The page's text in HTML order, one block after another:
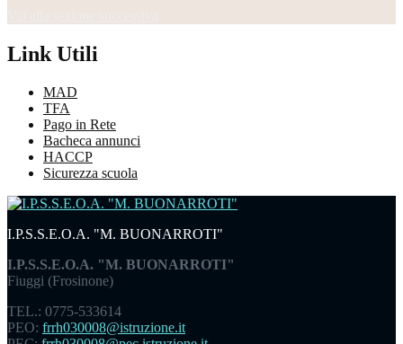
Link Utili
MAD
TFA
Pago in Rete
Bacheca annunci
HACCP
Sicurezza scuola
I.P.S.S.E.O.A. "M. BUONARROTI"
I.P.S.S.E.O.A. "M. BUONARROTI"
Fiuggi (Frosinone)
TEL.: 0775-533614
PEO: frrh030008@istruzione.it